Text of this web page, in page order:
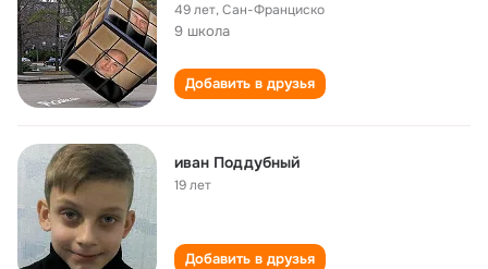
49 лет,Сан-Франциско
9 школа
Добавить в друзья
иван Поддубный
19 лет
Добавить в друзья